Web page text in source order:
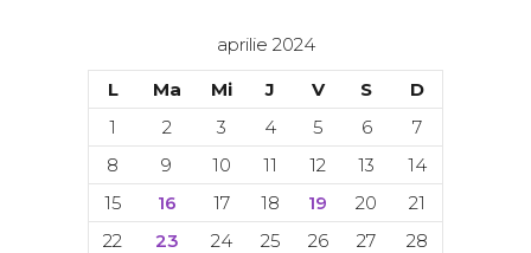
aprilie 2024
L
Ma Mi J V S
D
1
2 3 4 5 6
7
8
9 10 11 12 13
14
15
16 17 18 19 20
21
22
23 24 25 26 27
28